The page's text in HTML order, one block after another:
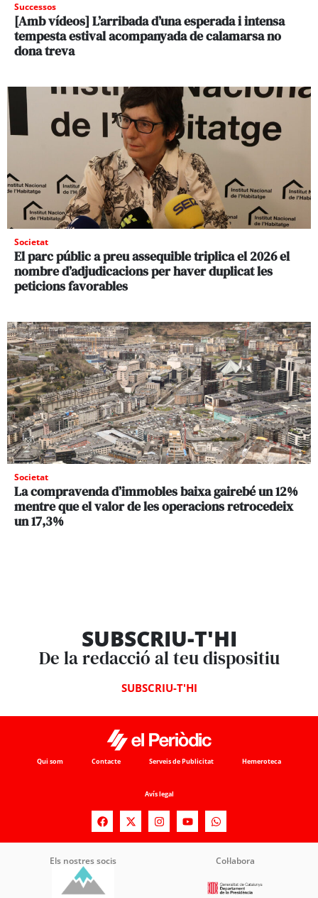
Successos
[Amb vídeos] L’arribada d’una esperada i intensa
tempesta estival acompanyada de calamarsa no
dona treva
Societat
El parc públic a preu assequible triplica el 2026 el
nombre d’adjudicacions per haver duplicat les
peticions favorables
Societat
La compravenda d’immobles baixa gairebé un 12%
mentre que el valor de les operacions retrocedeix
un 17,3%
SUBSCRIU-T'HI
De la redacció al teu dispositiu
SUBSCRIU-T'HI
Qui som Contacte Serveis de Publicitat Hemeroteca
Avís legal
Els nostres socis Col·labora